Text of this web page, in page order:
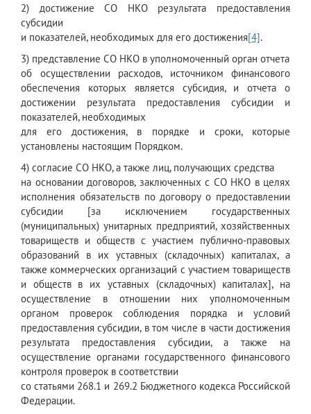
2) достижение СО НКО результата предоставления
субсидии
и показателей, необходимых для его достижения[4].
3) представление СО НКО в уполномоченный орган отчета
об осуществлении расходов, источником финансового
обеспечения которых является субсидия, и отчета о
достижении результата предоставления субсидии и
показателей, необходимых
для его достижения, в порядке и сроки, которые
установлены настоящим Порядком.
4) согласие СО НКО, а также лиц, получающих средства
на основании договоров, заключенных с СО НКО в целях
исполнения обязательств по договору о предоставлении
субсидии [за исключением государственных
(муниципальных) унитарных предприятий, хозяйственных
товариществ и обществ с участием публично-правовых
образований в их уставных (складочных) капиталах, а
также коммерческих организаций с участием товариществ
и обществ в их уставных (складочных) капиталах], на
осуществление в отношении них уполномоченным
органом проверок соблюдения порядка и условий
предоставления субсидии, в том числе в части достижения
результата предоставления субсидии, а также на
осуществление органами государственного финансового
контроля проверок в соответствии
со статьями 268.1 и 269.2 Бюджетного кодекса Российской
Федерации.